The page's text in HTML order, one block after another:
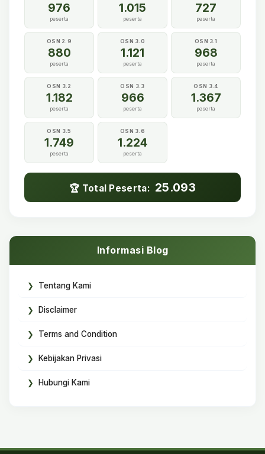
976
peserta
1.015
peserta
727
peserta
OSN 2.9
880
peserta
OSN 3.0
1.121
peserta
OSN 3.1
968
peserta
OSN 3.2
1.182
peserta
OSN 3.3
966
peserta
OSN 3.4
1.367
peserta
OSN 3.5
1.749
peserta
OSN 3.6
1.224
peserta
🏆 Total Peserta: 25.093
Informasi Blog
Tentang Kami
Disclaimer
Terms and Condition
Kebijakan Privasi
Hubungi Kami